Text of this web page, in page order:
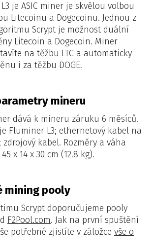
je ASIC miner je skvělou volbou
Litecoinu a Dogecoinu. Jednou z
Scrypt je možnost duální
Litecoin a Dogecoin. Miner
na těžbu LTC a automaticky
i za těžbu DOGE.
mineru
dává k mineru záruku 6 měsíců.
Fluminer L3; ethernetový kabel na
kabel. Rozměry a váha
x 14 x 30 cm (12.8 kg).
mining pooly
Scrypt doporučujeme pooly
F2Pool.com. Jak na první spuštění
potřebné zjistíte v záložce vše o